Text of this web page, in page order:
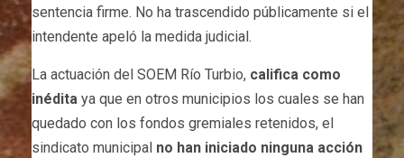
sentencia firme. No ha trascendido públicamente si el
intendente apeló la medida judicial.
La actuación del SOEM Río Turbio, califica como
inédita ya que en otros municipios los cuales se han
quedado con los fondos gremiales retenidos, el
sindicato municipal no han iniciado ninguna acción